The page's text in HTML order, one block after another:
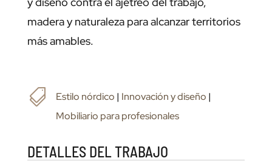
madera y naturaleza para alcanzar territorios
más amables.
 Estilo nórdico | Innovación y diseño |
Mobiliario para profesionales
DETALLES DEL TRABAJO